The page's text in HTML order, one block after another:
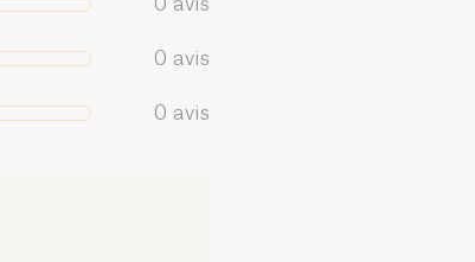
0 avis
0 avis